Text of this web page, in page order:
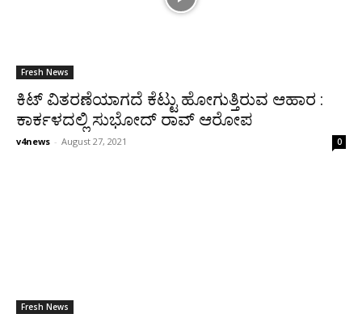
Fresh News
ಕಿಟ್ ವಿತರಣೆಯಾಗದೆ ಕೆಟ್ಟು ಹೋಗುತ್ತಿರುವ ಆಹಾರ :
ಕಾರ್ಕಳದಲ್ಲಿ ಸುಭೋದ್ ರಾವ್ ಆರೋಪ
v4news - August 27, 2021 0
Fresh News